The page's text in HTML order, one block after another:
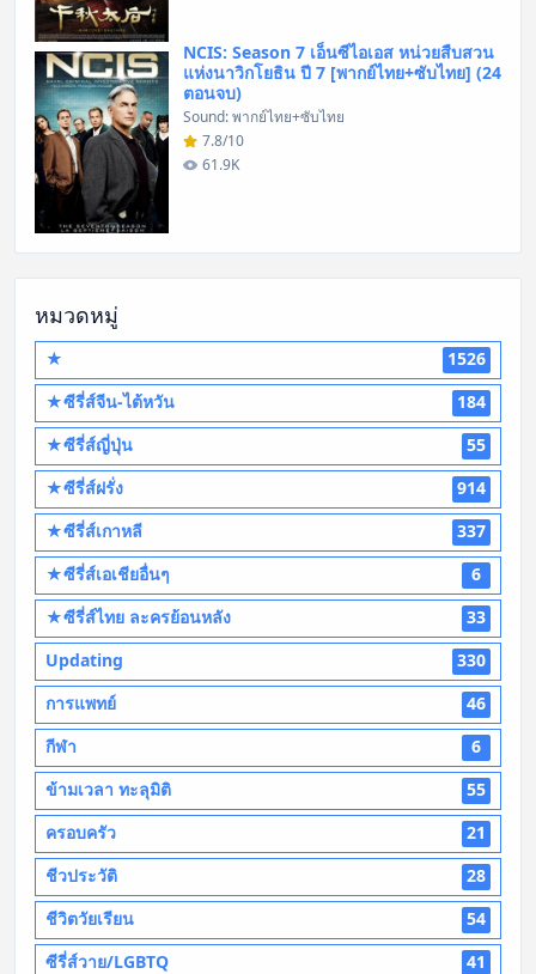
NCIS: Season 7 เอ็นซีไอเอส หน่วยสืบสวน
แห่งนาวิกโยธิน ปี 7 [พากย์ไทย+ซับไทย] (24
ตอนจบ)
Sound: พากย์ไทย+ซับไทย
7.8/10
61.9K
หมวดหมู่
★
1526
★ซีรี่ส์จีน-ไต้หวัน
184
★ซีรี่ส์ญี่ปุ่น
55
★ซีรี่ส์ฝรั่ง
914
★ซีรี่ส์เกาหลี
337
★ซีรี่ส์เอเชียอื่นๆ
6
★ซีรี่ส์ไทย ละครย้อนหลัง
33
Updating
330
การแพทย์
46
กีฬา
6
ข้ามเวลา ทะลุมิติ
55
ครอบครัว
21
ชีวประวัติ
28
ชีวิตวัยเรียน
54
ซีรี่ส์วาย/LGBTQ
41